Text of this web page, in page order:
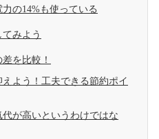
の14%も使っている
みよう
を比較！
よう！工夫できる節約ポイ
が高いというわけではな